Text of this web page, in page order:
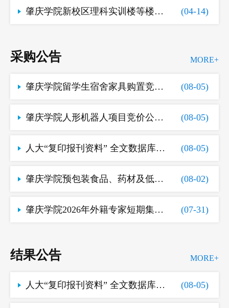
(04-14)
肇庆学院新校区理科实训楼等楼宇信息化建设项目采购需求征求意见公告
采购公告 MORE+
(08-05)
肇庆学院留学生宿舍家具购置竞价公告(JJ26080516381843)
(08-05)
肇庆学院人形机器人项目竞价公告(JJ26080516014539)
(08-05)
人大“复印报刊资料” 全文数据库(2次竞价)竞价公告(JJ26073110065696)
(08-02)
肇庆学院预包装食品、药材及低值用品采购项目(3次竞价)竞价公告(JJ26072220233364-1)
(07-31)
肇庆学院2026年外籍专家短期集中授课服务项目竞争性磋商公告（项目编号：ZQXY-2026FW-03）-变更公告
结果公告 MORE+
(08-05)
人大“复印报刊资料” 全文数据库竞价结果详情(JJ26073110065696)